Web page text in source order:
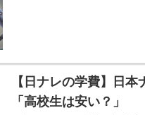
【日ナレの学費】日
「高校生は安い？」